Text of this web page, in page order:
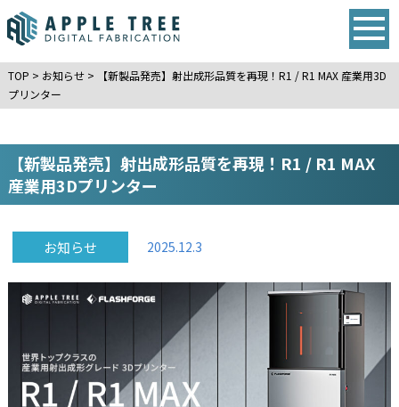
TOP > お知らせ>
【新製品発売】射出成形品質を再現！R1 / R1 MAX 産業用3D
プリンター
【新製品発売】射出成形品質を再現！R1 / R1 MAX
産業用3Dプリンター
お知らせ 2025.12.3